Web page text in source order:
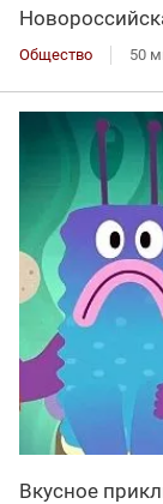
Общество 50
Вкусное